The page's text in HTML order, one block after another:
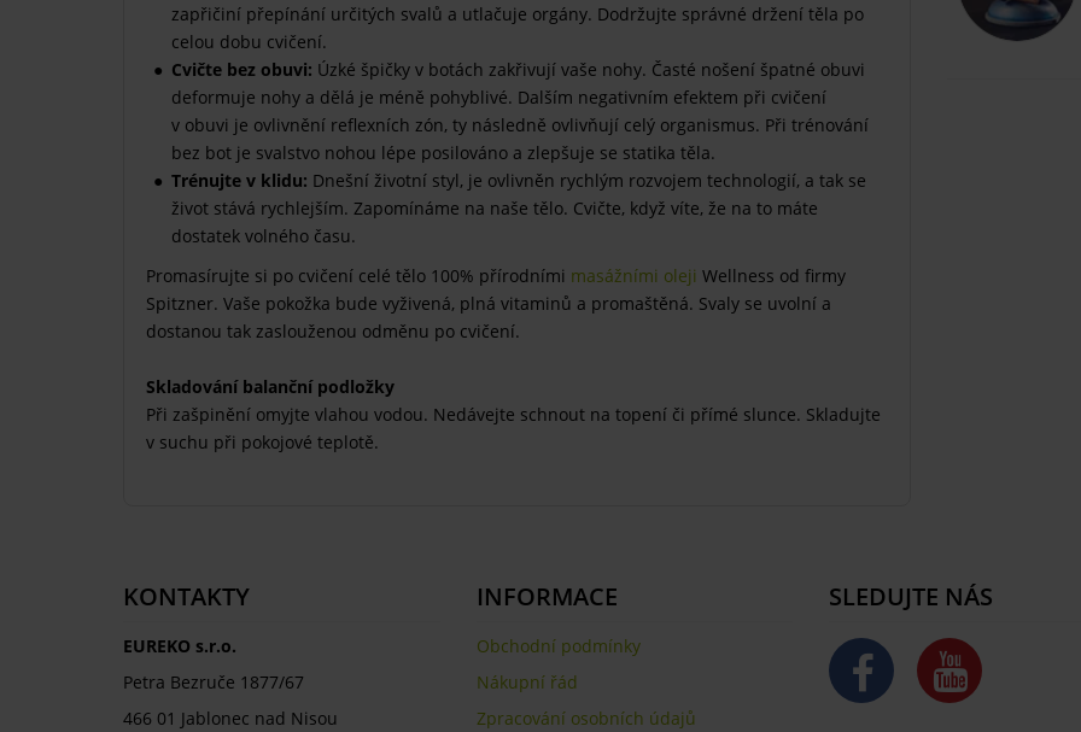
zapřičiní přepínání určitých svalů a utlačuje orgány. Dodržujte správné držení těla po
celou dobu cvičení.
Cvičte bez obuvi: Úzké špičky v botách zakřivují vaše nohy. Časté nošení špatné obuvi
deformuje nohy a dělá je méně pohyblivé. Dalším negativním efektem při cvičení
v obuvi je ovlivnění reflexních zón, ty následně ovlivňují celý organismus. Při trénování
bez bot je svalstvo nohou lépe posilováno a zlepšuje se statika těla.
Trénujte v klidu: Dnešní životní styl, je ovlivněn rychlým rozvojem technologií, a tak se
život stává rychlejším. Zapomínáme na naše tělo. Cvičte, když víte, že na to máte
dostatek volného času.
Promasírujte si po cvičení celé tělo 100% přírodními masážními oleji Wellness od firmy
Spitzner. Vaše pokožka bude vyživená, plná vitaminů a promaštěná. Svaly se uvolní a
dostanou tak zaslouženou odměnu po cvičení.
Skladování balanční podložky
Při zašpinění omyjte vlahou vodou. Nedávejte schnout na topení či přímé slunce. Skladujte
v suchu při pokojové teplotě.
KONTAKTY
EUREKO s.r.o.
Petra Bezruče 1877/67
466 01 Jablonec nad Nisou
INFORMACE
Obchodní podmínky
Nákupní řád
Zpracování osobních údajů
SLEDUJTE NÁS